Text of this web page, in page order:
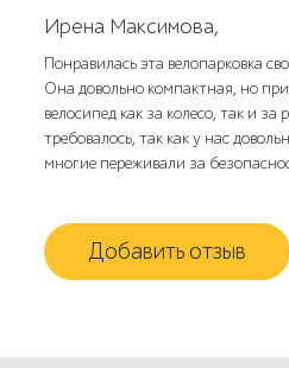
Ирена Максимова,
Понравилась эта велопарковка
Она довольно компактная, но
велосипед как за колесо, так и
требовалось, так как у нас
многие переживали за
Добавить отзыв